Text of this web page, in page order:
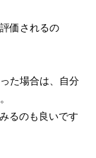
価されるの
た場合は、
自分
るのも良いです